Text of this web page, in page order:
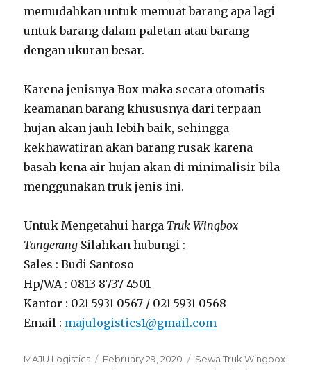
memudahkan untuk memuat barang apa lagi
untuk barang dalam paletan atau barang
dengan ukuran besar.
Karena jenisnya Box maka secara otomatis
keamanan barang khususnya dari terpaan
hujan akan jauh lebih baik, sehingga
kekhawatiran akan barang rusak karena
basah kena air hujan akan di minimalisir bila
menggunakan truk jenis ini.
Untuk Mengetahui harga Truk Wingbox
Tangerang Silahkan hubungi :
Sales : Budi Santoso
Hp/WA : 0813 8737 4501
Kantor : 021 5931 0567 / 021 5931 0568
Email : majulogistics1@gmail.com
Author
MAJU Logistics
Posted
February 29, 2020 Tags
Sewa Truk Wingbox